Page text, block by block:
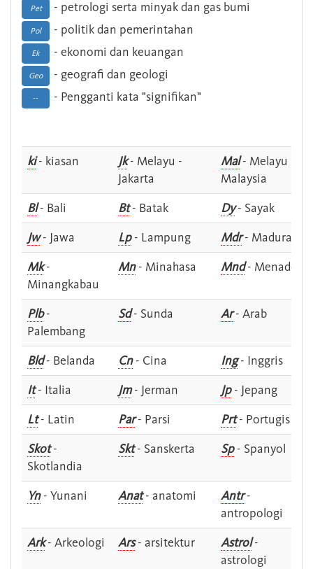
Pet - petrologi serta minyak dan gas bumi
Pol - politik dan pemerintahan
Ek - ekonomi dan keuangan
Geo - geografi dan geologi
-- - Pengganti kata "signifikan"
ki- kiasan Jk- Melayu -
Jakarta
Mal- Melayu -
Malaysia
Bl- Bali Bt- Batak Dy- Sayak
Jw- Jawa Lp- Lampung Mdr- Madura
Mk-
Minangkabau
Mn- Minahasa Mnd- Menado
Plb-
Palembang
Sd- Sunda Ar- Arab
Bld- Belanda Cn- Cina Ing- Inggris
It- Italia Jm- Jerman Jp- Jepang
Lt- Latin Par- Parsi Prt- Portugis
Skot-
Skotlandia
Skt- Sanskerta Sp- Spanyol
Yn- Yunani Anat- anatomi Antr-
antropologi
Ark- Arkeologi Ars- arsitektur Astrol-
astrologi